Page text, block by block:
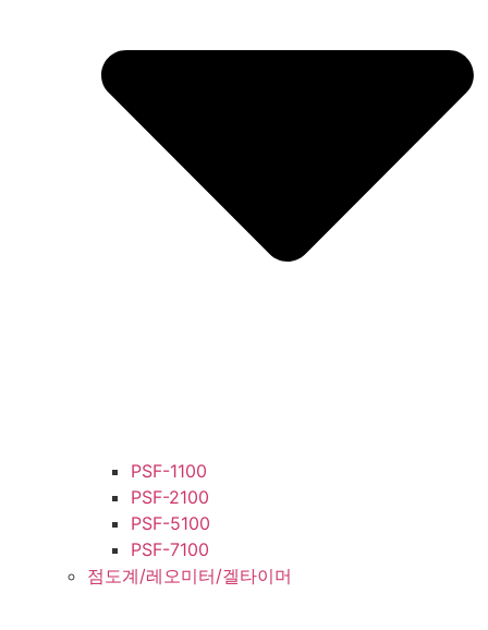
PSF-1100
PSF-2100
PSF-5100
PSF-7100
점도계/레오미터/겔타이머